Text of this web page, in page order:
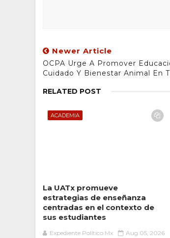
Newer Article
OCPA Urge A Promover
Cuidado Y Bienestar Animal En
RELATED POST
ACADEMIA
La UATx promueve
estrategias de enseñanza
centradas en el contexto de
sus estudiantes
Expediente Político.Mx Aug 05, 2026